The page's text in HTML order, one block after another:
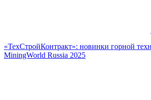
«ТехСтройКонтракт»: новинки горной
MiningWorld Russia 2025